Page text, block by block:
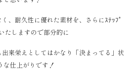
、耐久性に優れた素材を、さらにｽﾃｯﾌﾟ
たしますので部分的に
来栄えとしてはかなり「決まってる」状
な仕上がりです！